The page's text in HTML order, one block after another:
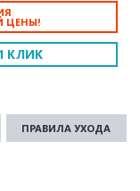
ЦЕНЫ!
КЛИК
ПРАВИЛА УХОДА